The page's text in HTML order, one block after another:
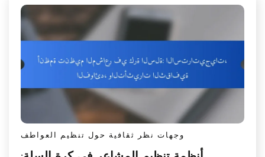
وجهات نظر ثقافية حول تنظيم العواطف